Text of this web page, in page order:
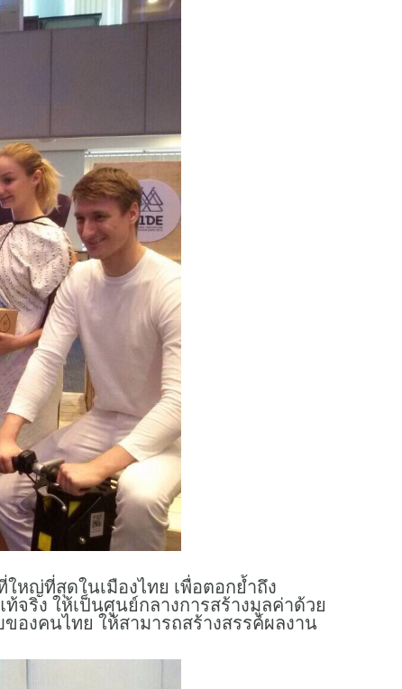
ใหญ่ที่สุดในเมืองไทย เพื่อตอกย้ำถึง
ริง ให้เป็นศูนย์กลางการสร้างมูลค่าด้วย
งคนไทย ให้สามารถสร้างสรรค์ผลงาน